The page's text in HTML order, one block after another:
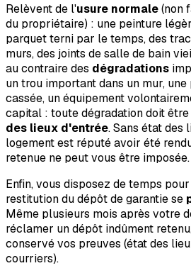
Relèvent de l'usure normale(non
du propriétaire) : une peinture
parquet terni par le temps, des
murs, des joints de salle de bain
au contraire des dégradations
un trou important dans un mur,
cassée, un équipement
capital : toute dégradation doit être
des lieux d'entrée. Sans état des
logement est réputé avoir été
retenue ne peut vous être imposée.
Enfin, vous disposez de temps
restitution du dépôt de garantie se
Même plusieurs mois après votre
réclamer un dépôt indûment
conservé vos preuves (état des
courriers).